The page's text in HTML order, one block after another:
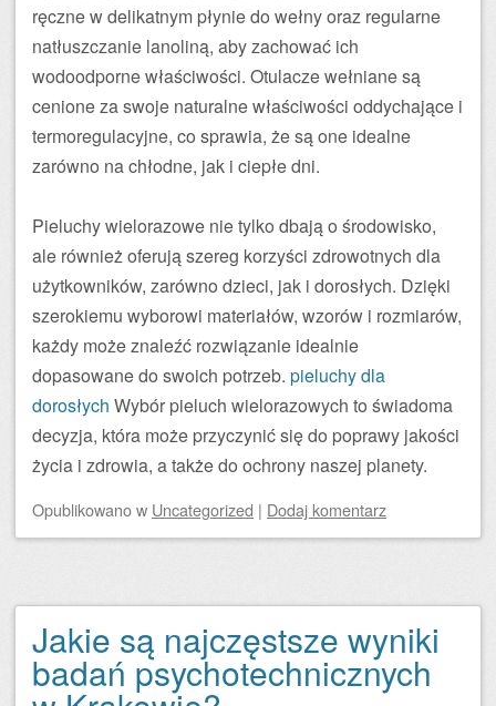
ręczne w delikatnym płynie do wełny oraz regularne
natłuszczanie lanoliną, aby zachować ich
wodoodporne właściwości. Otulacze wełniane są
cenione za swoje naturalne właściwości oddychające i
termoregulacyjne, co sprawia, że są one idealne
zarówno na chłodne, jak i ciepłe dni.
Pieluchy wielorazowe nie tylko dbają o środowisko,
ale również oferują szereg korzyści zdrowotnych dla
użytkowników, zarówno dzieci, jak i dorosłych. Dzięki
szerokiemu wyborowi materiałów, wzorów i rozmiarów,
każdy może znaleźć rozwiązanie idealnie
dopasowane do swoich potrzeb. pieluchy dla
dorosłych Wybór pieluch wielorazowych to świadoma
decyzja, która może przyczynić się do poprawy jakości
życia i zdrowia, a także do ochrony naszej planety.
Opublikowanow Uncategorized | Dodaj komentarz
Jakie są najczęstsze wyniki
badań psychotechnicznych